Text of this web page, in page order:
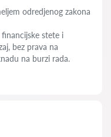
odredjenog zakona
stete i
bez prava na
na burzi rada.